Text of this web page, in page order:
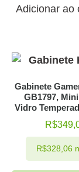
Adicionar ao
Gabinete
GB1797,
Vidro
R$
R$328,06